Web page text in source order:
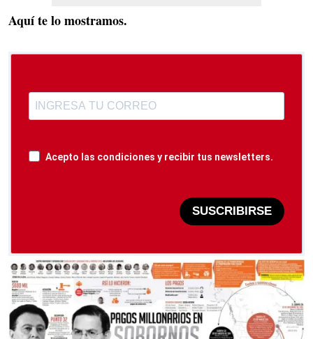
Aquí te lo mostramos.
Acepto las condiciones y recibir tus newsletters.
SUSCRIBIRSE